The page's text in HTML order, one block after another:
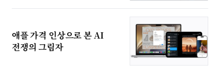
애플 가격 인상으로 본 AI
전쟁의 그림자